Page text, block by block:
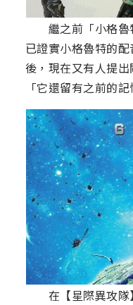
繼之前「小格魯
已證實小格魯特的
後，現在又有人提
「它還留有之前的記
在【星際異攻隊